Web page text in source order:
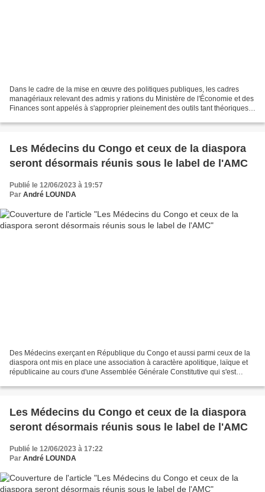
Dans le cadre de la mise en œuvre des politiques publiques, les cadres
managériaux relevant des admis y rations du Ministère de l'Économie et des
Finances sont appelés à s'approprier pleinement des outils tant théoriques
Les Médecins du Congo et ceux de la diaspora
seront désormais réunis sous le label de l'AMC
Publié le 12/06/2023 à 19:57
Par André LOUNDA
Des Médecins exerçant en République du Congo et aussi parmi ceux de la
diaspora ont mis en place une association à caractère apolitique, laïque et
républicaine au cours d'une Assemblée Générale Constitutive qui s'est
Les Médecins du Congo et ceux de la diaspora
seront désormais réunis sous le label de l'AMC
Publié le 12/06/2023 à 17:22
Par André LOUNDA